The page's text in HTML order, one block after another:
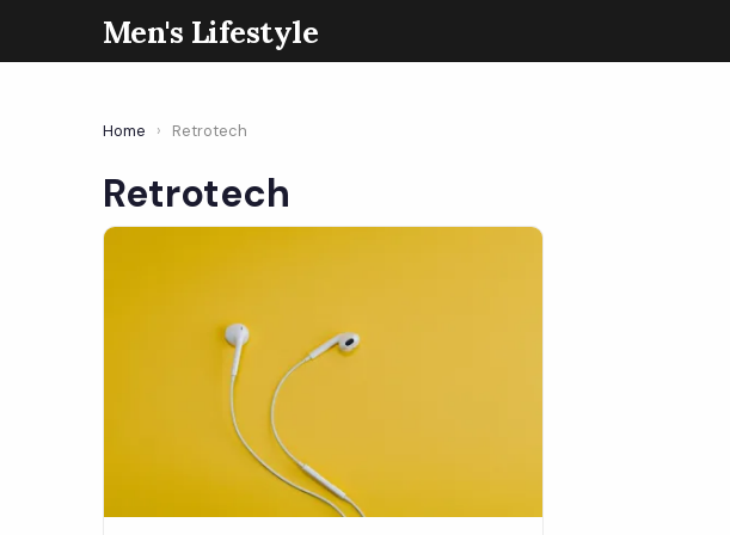
Men's Lifestyle
Home › Retrotech
Retrotech